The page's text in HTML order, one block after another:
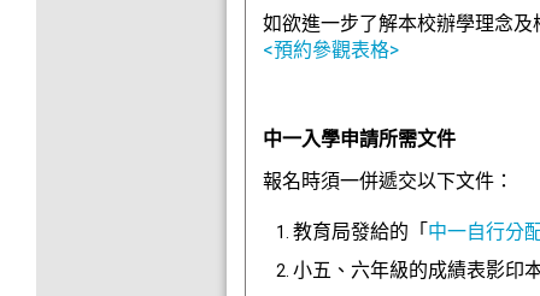
如欲進一步了解本校辦學理念
<預約參觀表格>
中一入學申請所需文件
報名時須一併遞交以下文件：
教育局發給的「 中一自行分
小五、六年級的成績表影印